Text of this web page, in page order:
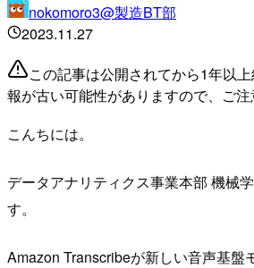
nokomoro3@製造BT部
2023.11.27
この記事は公開されてから1年以
報が古い可能性がありますので、ご注
こんちには。
データアナリティクス事業本部 機械
す。
Amazon Transcribeが新しい音声基盤